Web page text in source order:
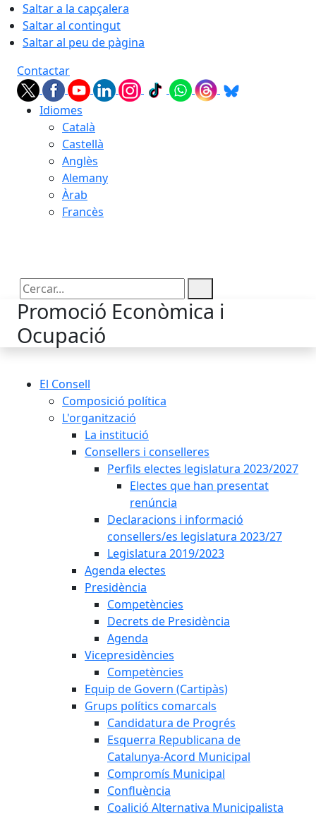
Saltar a la capçalera
Saltar al contingut
Saltar al peu de pàgina
Contactar
Idiomes
Català
Castellà
Anglès
Alemany
Àrab
Francès
Cercar:
Promoció Econòmica i
Ocupació
El Consell
Composició política
L'organització
La institució
Consellers i conselleres
Perfils electes legislatura 2023/2027
Electes que han presentat
renúncia
Declaracions i informació
consellers/es legislatura 2023/27
Legislatura 2019/2023
Agenda electes
Presidència
Competències
Decrets de Presidència
Agenda
Vicepresidències
Competències
Equip de Govern (Cartipàs)
Grups polítics comarcals
Candidatura de Progrés
Esquerra Republicana de
Catalunya-Acord Municipal
Compromís Municipal
Confluència
Coalició Alternativa Municipalista